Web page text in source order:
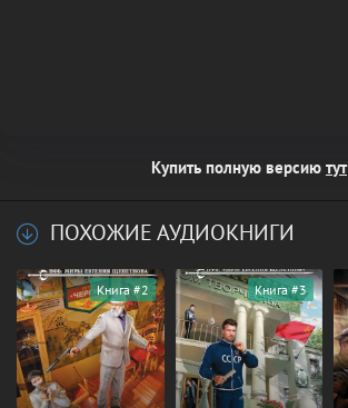
Купить полную версию тут
ПОХОЖИЕ АУДИОКНИГИ
Книга #2 Книга #3